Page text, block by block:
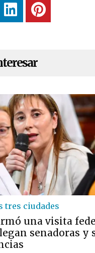
tres ciudades
una visita
senadoras y